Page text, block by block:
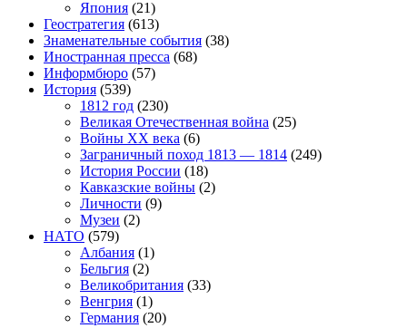
Япония (21)
Геостратегия (613)
Знаменательные события (38)
Иностранная пресса (68)
Информбюро (57)
История (539)
1812 год (230)
Великая Отечественная война (25)
Войны XX века (6)
Заграничный поход 1813 — 1814 (249)
История России (18)
Кавказские войны (2)
Личности (9)
Музеи (2)
НАТО (579)
Албания (1)
Бельгия (2)
Великобритания (33)
Венгрия (1)
Германия (20)